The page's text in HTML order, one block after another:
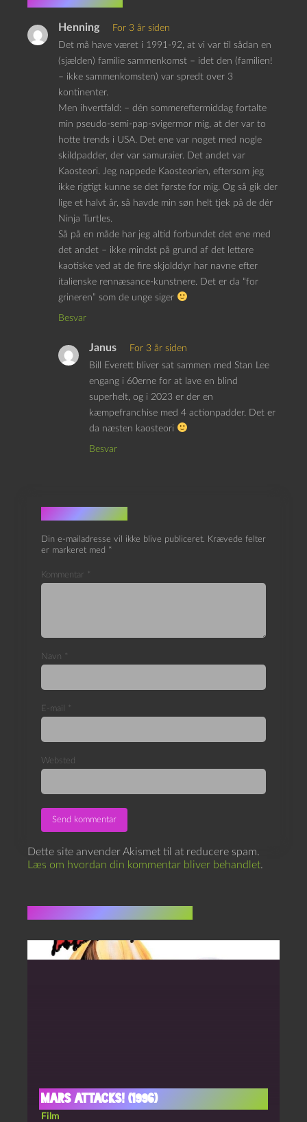
Henning
For 3 år siden
Det må have været i 1991-92, at vi var til sådan en
(sjælden) familie sammenkomst – idet den (familien!
– ikke sammenkomsten) var spredt over 3
kontinenter.
Men ihvertfald: – dén sommereftermiddag fortalte
min pseudo-semi-pap-svigermor mig, at der var to
hotte trends i USA. Det ene var noget med nogle
skildpadder, der var samuraier. Det andet var
Kaosteori. Jeg nappede Kaosteorien, eftersom jeg
ikke rigtigt kunne se det første for mig. Og så gik der
lige et halvt år, så havde min søn helt tjek på de dér
Ninja Turtles.
Så på en måde har jeg altid forbundet det ene med
det andet – ikke mindst på grund af det lettere
kaotiske ved at de fire skjolddyr har navne efter
italienske rennæsance-kunstnere. Det er da “for
grineren” som de unge siger
Besvar
Janus
For 3 år siden
Bill Everett bliver sat sammen med Stan Lee
engang i 60erne for at lave en blind
superhelt, og i 2023 er der en
kæmpefranchise med 4 actionpadder. Det er
da næsten kaosteori
Besvar
Skriv et svar
Din e-mailadresse vil ikke blive publiceret. Krævede felter
er markeret med *
Kommentar *
Navn *
E-mail *
Websted
Dette site anvender Akismet til at reducere spam.
Læs om hvordan din kommentar bliver behandlet.
Mars Attacks! (1996)
Film